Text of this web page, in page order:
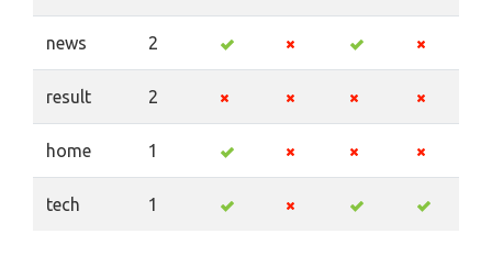
news 2
result 2
home 1
tech 1